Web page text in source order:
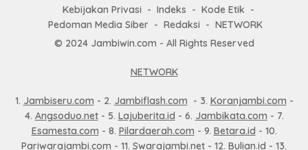
Kebijakan Privasi Indeks
Kode Etik
Pedoman Media Siber
Redaksi
NETWORK
© 2024 Jambiwin.com - All Rights Reserved
NETWORK
1. Jambiseru.com - 2. Jambiflash.com - 3. Koranjambi.com -
4. Angsoduo.net- 5. Lajuberita.id - 6. Jambikata.com - 7.
Esamesta.com - 8. Pilardaerah.com - 9. Betara.id - 10.
Pariwarajambi.com - 11. Swarajambi.net - 12. Bulian.id - 13.